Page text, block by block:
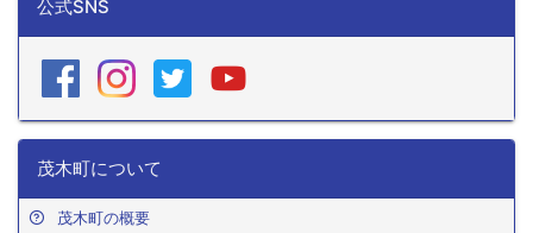
公式SNS
茂木町について
茂木町の概要